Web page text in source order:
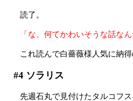
読了。
「な、何てかわいそうな話なん
これ読んで白薔薇様人気に納
#4ソラリス
先週石丸で見付けたタルコフ